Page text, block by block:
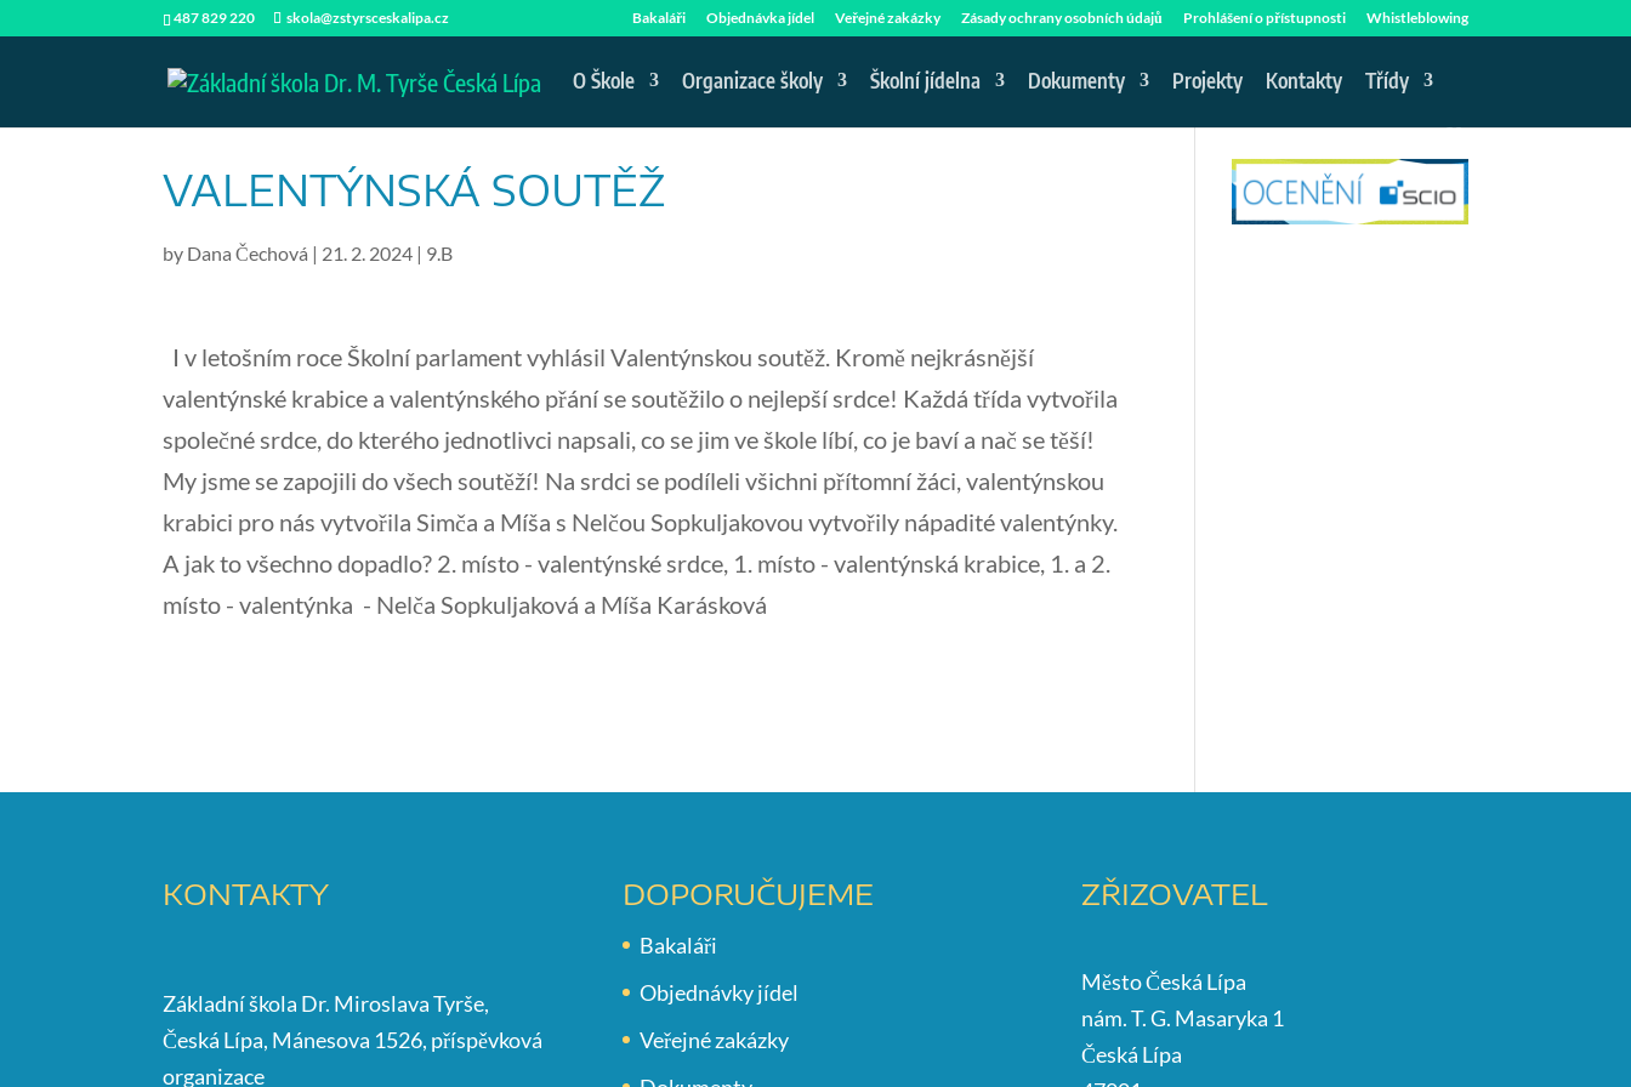
487 829 220 skola@zstyrsceskalipa.cz Bakaláři Objednávka jídel Veřejné zakázky Zásady ochrany osobních údajů Prohlášení o přístupnosti Whistleblowing
O Škole Organizace školy Školní jídelna Dokumenty Projekty Kontakty Třídy
VALENTÝNSKÁ SOUTĚŽ
by Dana Čechová | 21. 2. 2024 | 9.B
I v letošním roce Školní parlament vyhlásil Valentýnskou soutěž. Kromě nejkrásnější
valentýnské krabice a valentýnského přání se soutěžilo o nejlepší srdce! Každá třída vytvořila
společné srdce, do kterého jednotlivci napsali, co se jim ve škole líbí, co je baví a nač se těší!
My jsme se zapojili do všech soutěží! Na srdci se podíleli všichni přítomní žáci, valentýnskou
krabici pro nás vytvořila Simča a Míša s Nelčou Sopkuljakovou vytvořily nápadité valentýnky.
A jak to všechno dopadlo? 2. místo - valentýnské srdce, 1. místo - valentýnská krabice, 1. a 2.
místo - valentýnka - Nelča Sopkuljaková a Míša Karásková
KONTAKTY
Základní škola Dr. Miroslava Tyrše,
Česká Lípa, Mánesova 1526, příspěvková
organizace
DOPORUČUJEME
Bakaláři
Objednávky jídel
Veřejné zakázky
ZŘIZOVATEL
Město Česká Lípa
nám. T. G. Masaryka 1
Česká Lípa